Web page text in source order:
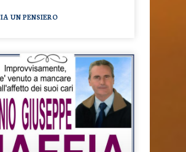
UN PENSIERO